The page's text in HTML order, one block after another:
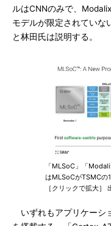
ルはCNNのみで、
モデルが限定されていな
と林田氏は説明する。
「MLSoC」「
はMLSoCがTSMCの
［クリックで拡大］
いずれもアプリケーシ